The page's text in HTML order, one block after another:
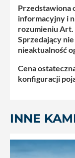
Przedstawiona
informacyjny i
rozumieniu Art.
Sprzedający
nieaktualność
Cena
konfiguracji
INNE